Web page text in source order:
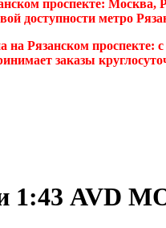
проспекте: Москва,
доступности метро
на Рязанском
заказы
1:43 AVD